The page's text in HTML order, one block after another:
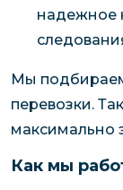
надежное
Мы
перевозки.
максимально
Как мы